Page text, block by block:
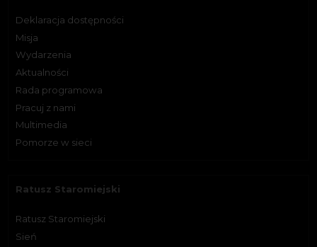
Deklaracja dostępności
Misja
Wydarzenia
Aktualności
Rada programowa
Pracuj z nami
Multimedia
Pomorze w sieci
Ratusz Staromiejski
Ratusz Staromiejski
Sień